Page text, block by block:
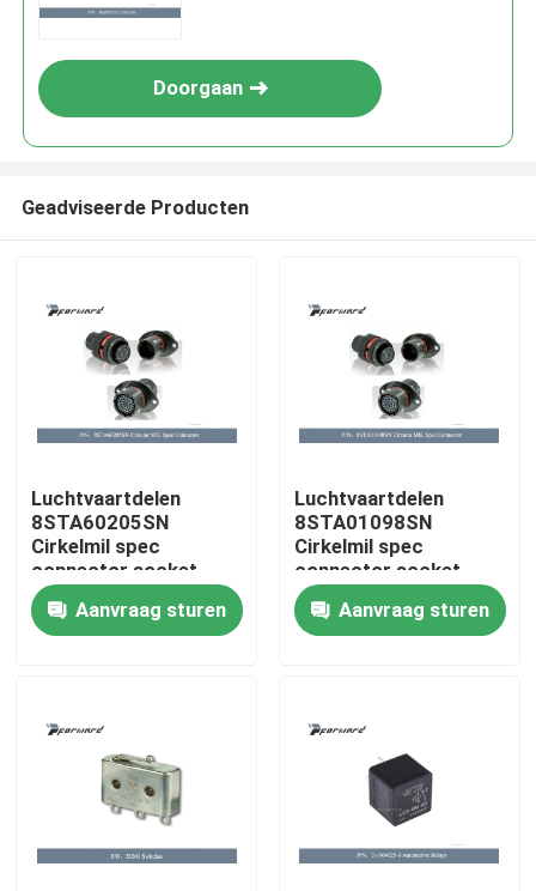
Thuis
Video's
Doorgaan
Geadviseerde Producten
Luchtvaartdelen
8STA60205SN
Cirkelmil spec
connector socket
(Wijfje)
Aanvraag sturen
Luchtvaartdelen
8STA01098SN
Cirkelmil spec
connector socket
(Wijfje)
Aanvraag sturen